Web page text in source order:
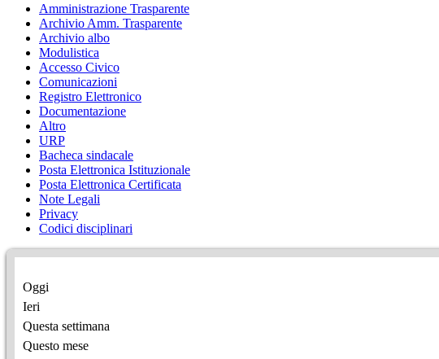
Amministrazione Trasparente
Archivio Amm. Trasparente
Archivio albo
Modulistica
Accesso Civico
Comunicazioni
Registro Elettronico
Documentazione
Altro
URP
Bacheca sindacale
Posta Elettronica Istituzionale
Posta Elettronica Certificata
Note Legali
Privacy
Codici disciplinari
Oggi
Ieri
Questa settimana
Questo mese